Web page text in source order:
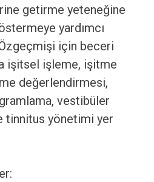
getirme yeteneğine
yardımcı
için beceri
işitsel işleme, işitme
değerlendirmesi,
vestibüler
tinnitus yönetimi yer